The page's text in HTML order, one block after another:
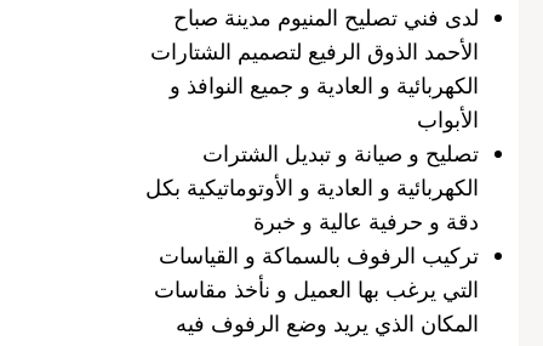
لدى فني تصليح المنيوم مدينة صباح
الأحمد الذوق الرفيع لتصميم الشتارات
الكهربائية و العادية و جميع النوافذ و
الأبواب
تصليح و صيانة و تبديل الشترات
الكهربائية و العادية و الأوتوماتيكية بكل
دقة و حرفية عالية و خبرة
تركيب الرفوف بالسماكة و القياسات
التي يرغب بها العميل و نأخذ مقاسات
المكان الذي يريد وضع الرفوف فيه